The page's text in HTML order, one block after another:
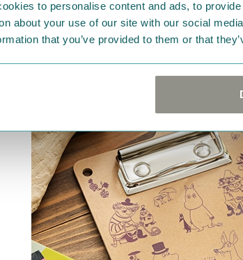
to personalise content and ads, to
about your use of our site with our social
that you’ve provided to them or that